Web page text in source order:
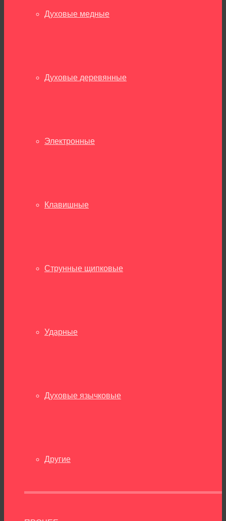
Духовые медные
Духовые деревянные
Электронные
Клавишные
Струнные щипковые
Ударные
Духовые язычковые
Другие